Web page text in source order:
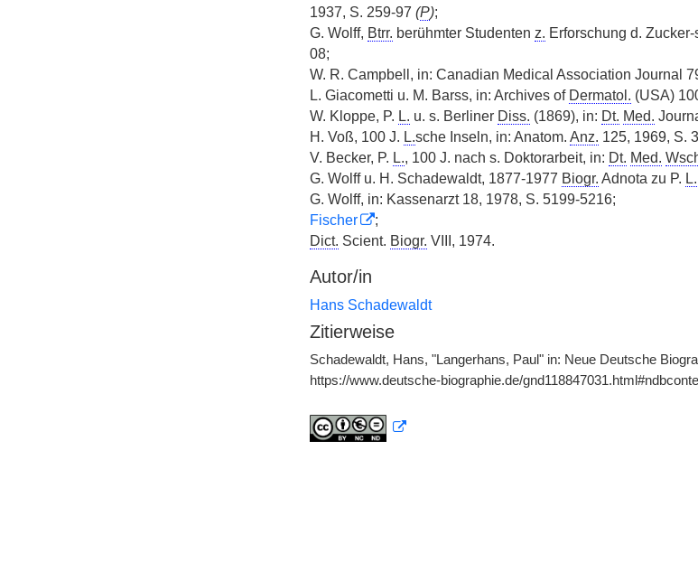
1937, S. 259-97 (P);
G. Wolff, Btrr. berühmter Studenten z. Erforschung d.
08;
W. R. Campbell, in: Canadian Medical Association Journal
L. Giacometti u. M. Barss, in: Archives of Dermatol. (USA)
W. Kloppe, P. L. u. s. Berliner Diss. (1869), in: Dt. Med.
H. Voß, 100 J. L.sche Inseln, in: Anatom. Anz. 125, 1969, S.
V. Becker, P. L., 100 J. nach s. Doktorarbeit, in: Dt. Med.
G. Wolff u. H. Schadewaldt, 1877-1977 Biogr. Adnota zu P. L.
G. Wolff, in: Kassenarzt 18, 1978, S. 5199-5216;
Fischer
;
Dict. Scient. Biogr. VIII, 1974.
Autor/in
Hans Schadewaldt
Zitierweise
Schadewaldt, Hans, "Langerhans, Paul" in: Neue Deutsche
https://www.deutsche-biographie.de/